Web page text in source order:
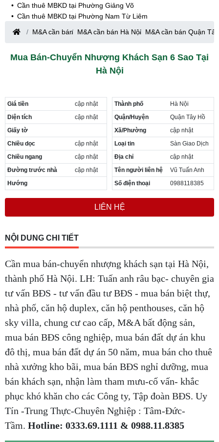
Cần thuê MBKD tại Phường Giảng Võ
Cần thuê MBKD tại Phường Nam Từ Liêm
Cần thuê MBKD tại Phường Cầu Giấy
Cần thuê MBKD tại Phường Thanh Xuân
Cần thuê MBKD tại Phường Hà Đông
Cần thuê MBKD tại Phường Hoàng Mai
Cần thuê MBKD tại Phường Nghĩa Độ
Cần thuê MBKD tại Phường Phương Liệt
Cần thuê MBKD tại Phường Khương Đình
Cần thuê MBKD tại Phường Yên Sở
Cần thuê MBKD tại Phường Hoàng Liệt
Cần thuê MBKD tại Phường Định Công
Cần thuê MBKD tại Phường Tương Mai
Cần thuê MBKD tại Phường Vĩnh Hưng
Cần thuê MBKD tại Phường Lĩnh Nam
Cần thuê MBKD tại Phường Hồng Hà
Cần thuê MBKD tại Phường Láng
Cần thuê MBKD tại Phường Kim Liên
Cần thuê MBKD tại Phường Bạch Mai
M&A cần bán M&A cần bán Hà Nội M&A cần bán Quận
Mua Bán-Chuyển Nhượng Khách Sạn 6 Sao Tại
Hà Nội
Giá tiền
cập nhật
Diện tích
cập nhật
Giấy tờ
Chiều dọc
cập nhật
Chiều ngang
cập nhật
Đường trước nhà
cập nhật
Hướng
Thành phố
Hà Nội
Quận/Huyện
Quận Tây Hồ
Xã/Phường
cập nhật
Loại tin
Sàn Giao Dịch
Địa chỉ
cập nhật
Tên người liên hệ
Vũ Tuấn Anh
Số điện thoại
0988118385
LIÊN HỆ
NỘI DUNG CHI TIẾT
Cần mua bán-chuyển nhượng khách sạn tại Hà Nội,
thành phố Hà Nội. LH: Tuấn anh râu bạc- chuyên gia
tư vấn BĐS - tư vấn đầu tư BĐS - mua bán biệt thự,
nhà phố, căn hộ duplex, căn hộ penthouses, căn hộ
sky villa, chung cư cao cấp, M&A bất động sản,
mua bán BĐS công nghiệp, mua bán đất dự án khu
đô thị, mua bán đất dự án 50 năm, mua bán cho thuê
nhà xưởng kho bãi, mua bán BĐS nghỉ dưỡng, mua
bán khách sạn, nhận làm tham mưu-cố vấn- khắc
phục khó khăn cho các Công ty, Tập đoàn BĐS. Uy
Tín -Trung Thực-Chuyên Nghiệp : Tâm-Đức-
Tầm. Hotline: 0333.69.1111 & 0988.11.8385